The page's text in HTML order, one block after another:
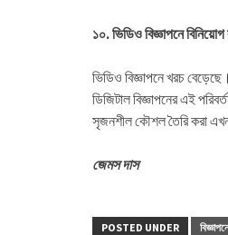
১০. ভিডিও বিজ্ঞাপনে বিনিয়োগ
ভিডিও বিজ্ঞাপনে খরচ
ডিজিটাল বিজ্ঞাপনের এই
সৃজনশীল কৌশল তৈরি করা
জেমস দাস
POSTED UNDER